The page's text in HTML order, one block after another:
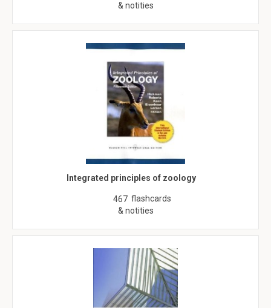
& notities
Integrated principles of zoology
467 flashcards
& notities